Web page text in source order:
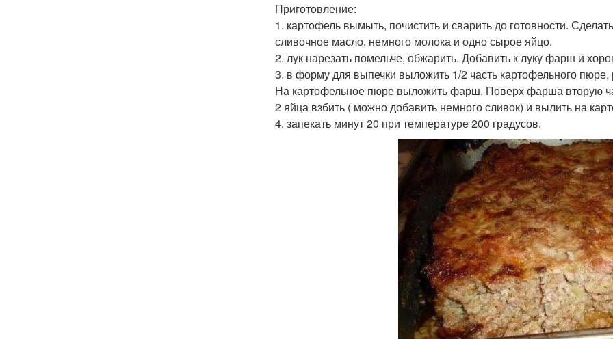
Приготовление:
1. картофель вымыть, почистить и сварить до готовности.
сливочное масло, немного молока и одно сырое яйцо.
2. лук нарезать помельче, обжарить. Добавить к луку фарш и
3. в форму для выпечки выложить 1/2 часть картофельного пюре,
На картофельное пюре выложить фарш. Поверх фарша вторую
2 яйца взбить ( можно добавить немного сливок) и вылить на
4. запекать минут 20 при температуре 200 градусов.